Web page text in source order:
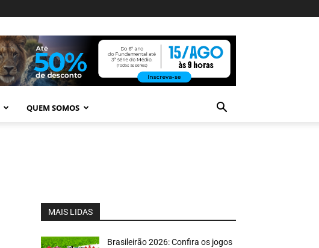
QUEM SOMOS
MAIS LIDAS
Brasileirão 2026: Confira os jogos